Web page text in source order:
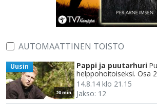
AUTOMAATTINEN TOISTO
20 min
Uusin Pappi ja puutarhuri
helppohoitoiseksi. Osa
14.8.14 klo 21.15
Jakso: 12